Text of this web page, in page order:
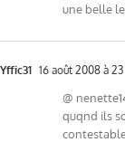
une belle
Yffic31 16 août 2008 à
@
quqnd ils